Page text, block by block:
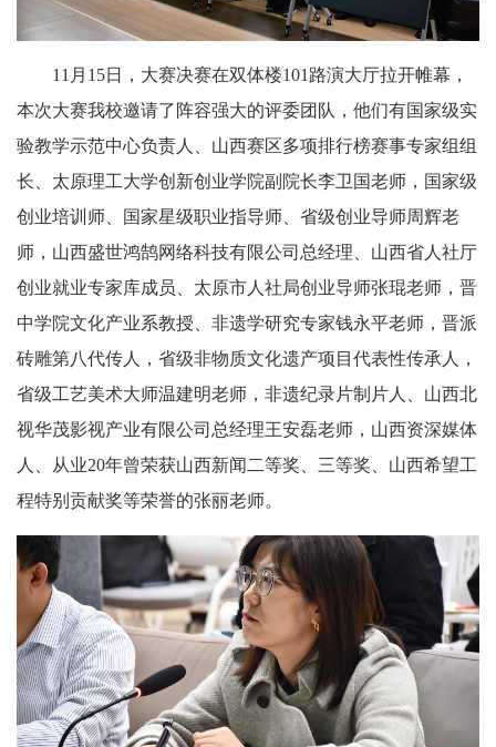
11月15日，大赛决赛在双体楼101路演大厅拉开帷幕，
本次大赛我校邀请了阵容强大的评委团队，他们有国家级实
验教学示范中心负责人、山西赛区多项排行榜赛事专家组组
长、太原理工大学创新创业学院副院长李卫国老师，国家级
创业培训师、国家星级职业指导师、省级创业导师周辉老
师，山西盛世鸿鹄网络科技有限公司总经理、山西省人社厅
创业就业专家库成员、太原市人社局创业导师张琨老师，晋
中学院文化产业系教授、非遗学研究专家钱永平老师，晋派
砖雕第八代传人，省级非物质文化遗产项目代表性传承人，
省级工艺美术大师温建明老师，非遗纪录片制片人、山西北
视华茂影视产业有限公司总经理王安磊老师，山西资深媒体
人、从业20年曾荣获山西新闻二等奖、三等奖、山西希望工
程特别贡献奖等荣誉的张丽老师。